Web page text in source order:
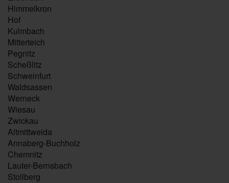
Himmelkron
Hof
Kulmbach
Mitterteich
Pegnitz
Scheßlitz
Schweinfurt
Waldsassen
Werneck
Wiesau
Zwickau
Altmittweida
Annaberg-Buchholz
Chemnitz
Lauter-Bernsbach
Stollberg